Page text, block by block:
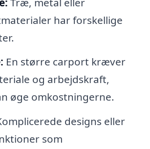
har forskellige
En større carport kræver
og arbejdskraft,
øge omkostningerne.
designs eller
som